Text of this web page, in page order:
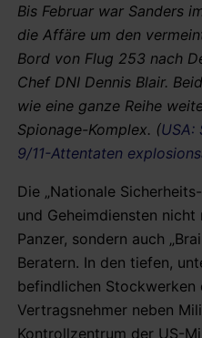
Bis Februar war Sanders
die Affäre um den
Bord von Flug 253 nach
Chef DNI Dennis Blair.
wie eine ganze Reihe
Spionage-Komplex. (USA:
9/11-Attentaten
Die „Nationale
und Geheimdiensten
Panzer, sondern auch
Beratern. In den tiefen,
befindlichen Stockwerken
Vertragsnehmer neben
Kontrollzentrum der US-